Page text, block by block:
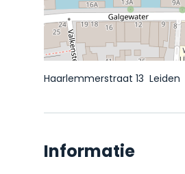
Haarlemmerstraat 13 Leiden
Informatie